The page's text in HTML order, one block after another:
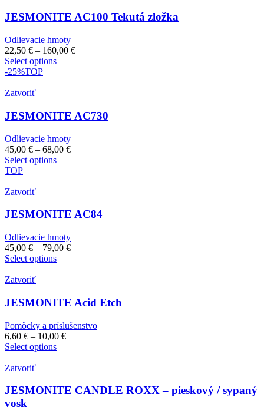
JESMONITE AC100 Tekutá zložka
Odlievacie hmoty
22,50 € – 160,00 €
Select options
-25%TOP
Zatvoriť
JESMONITE AC730
Odlievacie hmoty
45,00 € – 68,00 €
Select options
TOP
Zatvoriť
JESMONITE AC84
Odlievacie hmoty
45,00 € – 79,00 €
Select options
Zatvoriť
JESMONITE Acid Etch
Pomôcky a príslušenstvo
6,60 € – 10,00 €
Select options
Zatvoriť
JESMONITE CANDLE ROXX – pieskový / sypaný
vosk